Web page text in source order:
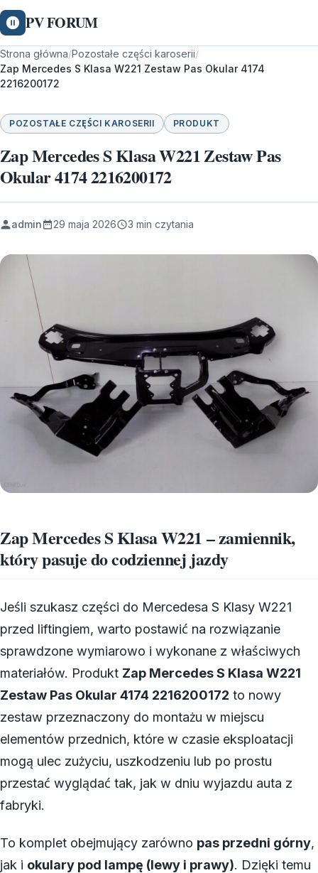
PV FORUM
Strona główna/Pozostałe części karoserii/
Zap Mercedes S Klasa W221 Zestaw Pas Okular 4174
2216200172
POZOSTAŁE CZĘŚCI KAROSERII PRODUKT
Zap Mercedes S Klasa W221 Zestaw Pas
Okular 4174 2216200172
admin 29 maja 2026 3 min czytania
Zap Mercedes S Klasa W221 – zamiennik,
który pasuje do codziennej jazdy
Jeśli szukasz części do Mercedesa S Klasy W221
przed liftingiem, warto postawić na rozwiązanie
sprawdzone wymiarowo i wykonane z właściwych
materiałów. Produkt Zap Mercedes S Klasa W221
Zestaw Pas Okular 4174 2216200172 to nowy
zestaw przeznaczony do montażu w miejscu
elementów przednich, które w czasie eksploatacji
mogą ulec zużyciu, uszkodzeniu lub po prostu
przestać wyglądać tak, jak w dniu wyjazdu auta z
fabryki.
To komplet obejmujący zarówno pas przedni górny,
jak i okulary pod lampę (lewy i prawy). Dzięki temu